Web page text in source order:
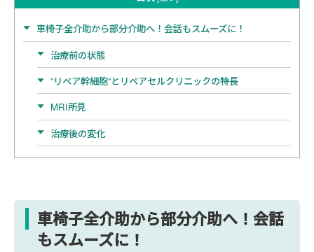
車椅子全介助から部分介助へ！会話もスムーズに！
治療前の状態
“リペア幹細胞“とリペアセルクリニックの特長
MRI所見
治療後の変化
車椅子全介助から部分介助へ！会話
もスムーズに！